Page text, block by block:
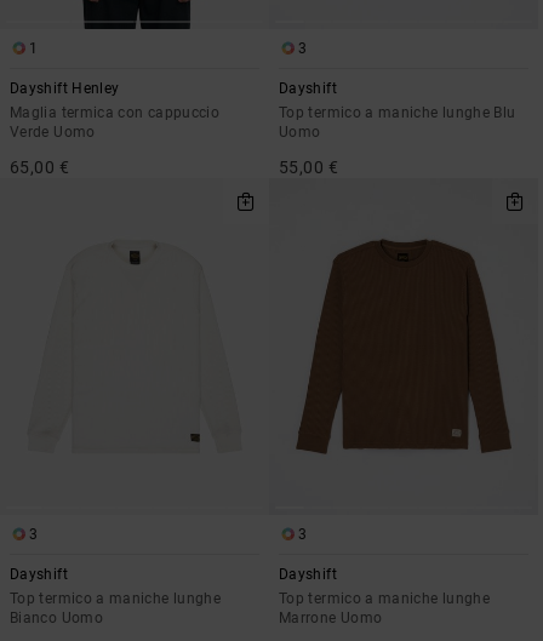
1
Dayshift Henley
Maglia termica con cappuccio
Verde Uomo
65,00 €
3
Dayshift
Top termico a maniche lunghe Blu
Uomo
55,00 €
3
Dayshift
Top termico a maniche lunghe
Bianco Uomo
3
Dayshift
Top termico a maniche lunghe
Marrone Uomo